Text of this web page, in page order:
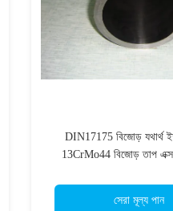
DIN17175 বিজোড় যথার্থ
13CrMo44 বিজোড় তাপ
সেরা মূল্য পান